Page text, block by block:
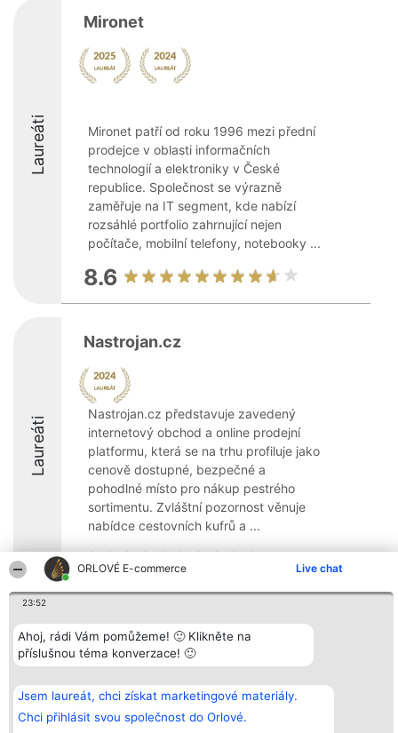
ORLOVÉ E-commerce Live chat
23:52
Ahoj, rádi Vám pomůžeme! 🙂 Klikněte na
příslušnou téma konverzace! 🙂
Jsem laureát, chci získat marketingové materiály.
Chci přihlásit svou společnost do Orlové.
Laureáti
Mironet
Mironet patří od roku 1996 mezi přední
prodejce v oblasti informačních
technologií a elektroniky v České
republice. Společnost se výrazně
zaměřuje na IT segment, kde nabízí
rozsáhlé portfolio zahrnující nejen
počítače, mobilní telefony, notebooky ...
8.6
Laureáti
Nastrojan.cz
Nastrojan.cz představuje zavedený
internetový obchod a online prodejní
platformu, která se na trhu profiluje jako
cenově dostupné, bezpečné a
pohodlné místo pro nákup pestrého
sortimentu. Zvláštní pozornost věnuje
nabídce cestovních kufrů a ...
Organizátor hlasování
Bright Side Solutions sp. z o.
o. sp. k.
ul. Ruska 22
KRS 0000749100 | Regon
381313360 | NIP 8943132676
Plebiscyt
Vítězové
Seznam všech
laureátů
Pravidla
Zásady
ochrany
Kontakt